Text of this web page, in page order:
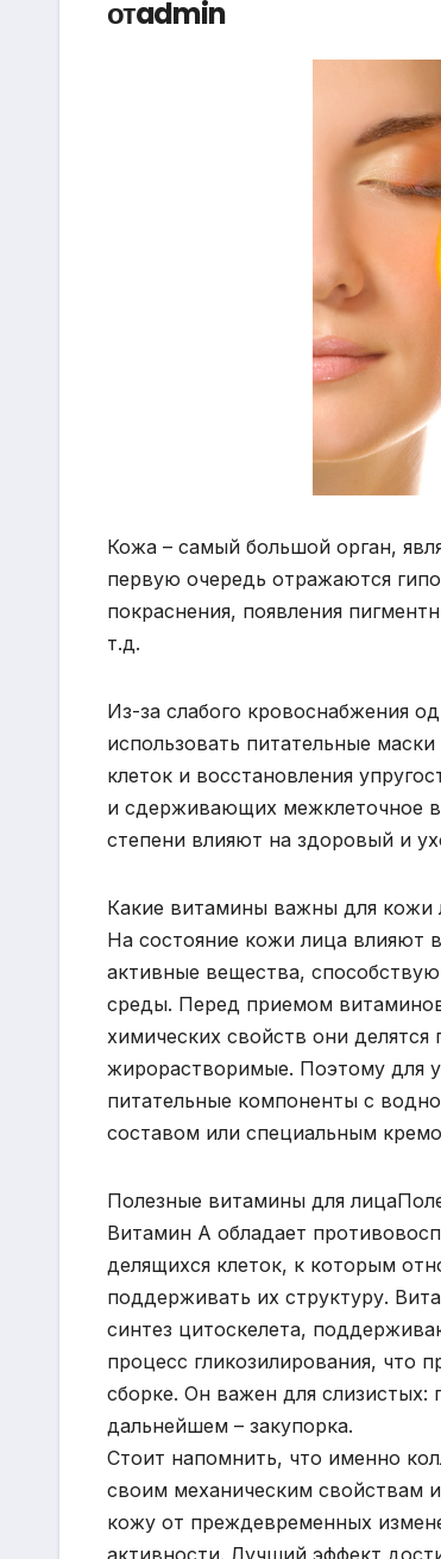
отadmin
Кожа – самый большой орган,
первую очередь отражаются
покраснения, появления
т.д.
Из-за слабого кровоснабжения
использовать питательные
клеток и восстановления
и сдерживающих межклеточное
степени влияют на здоровый и
Какие витамины важны для кожи
На состояние кожи лица влияют
активные вещества,
среды. Перед приемом
химических свойств они
жирорастворимые. Поэтому для
питательные компоненты с
составом или специальным
Полезные витамины для
Витамин А обладает
делящихся клеток, к которым
поддерживать их структуру.
синтез цитоскелета,
процесс гликозилирования, что
сборке. Он важен для слизистых:
дальнейшем – закупорка.
Стоит напомнить, что именно
своим механическим свойствам
кожу от преждевременных
активности. Лучший эффект